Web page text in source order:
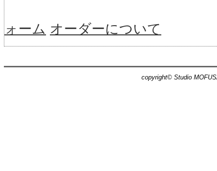
ォーム オーダーについて
copyright© Studio